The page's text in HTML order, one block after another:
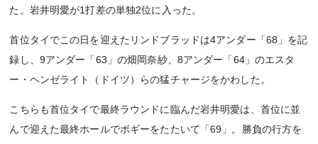
た。岩井明愛が1打差の単独2位に入った。
首位タイでこの日を迎えたリンドブラッドは4アンダー「68」を記
録し、9アンダー「63」の畑岡奈紗、8アンダー「64」のエスタ
ー・ヘンゼライト（ドイツ）らの猛チャージをかわした。
こちらも首位タイで最終ラウンドに臨んだ岩井明愛は、首位に並
んで迎えた最終ホールでボギーをたたいて「69」。勝負の行方を